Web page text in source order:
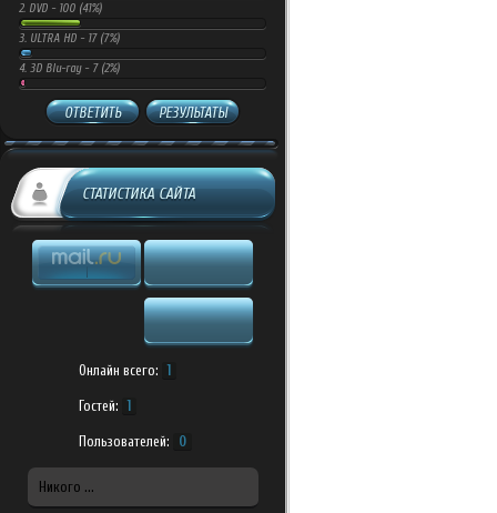
2. DVD - 100 (41%)
3. ULTRA HD - 17 (7%)
4. 3D Blu-ray - 7 (2%)
ОТВЕТИТЬ РЕЗУЛЬТАТЫ
СТАТИСТИКА САЙТА
Онлайн всего: 1
Гостей: 1
Пользователей: 0
Никого ...